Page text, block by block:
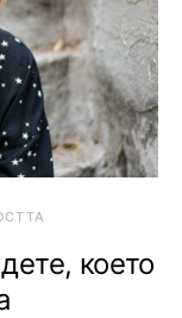
което